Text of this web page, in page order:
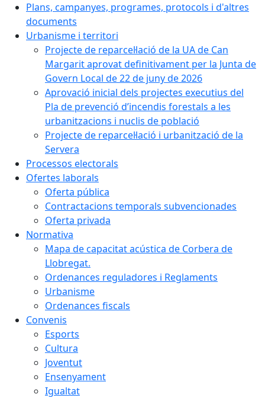
Plans, campanyes, programes, protocols i d'altres
documents
Urbanisme i territori
Projecte de reparcel·lació de la UA de Can
Margarit aprovat definitivament per la Junta de
Govern Local de 22 de juny de 2026
Aprovació inicial dels projectes executius del
Pla de prevenció d’incendis forestals a les
urbanitzacions i nuclis de població
Projecte de reparcel·lació i urbanització de la
Servera
Processos electorals
Ofertes laborals
Oferta pública
Contractacions temporals subvencionades
Oferta privada
Normativa
Mapa de capacitat acústica de Corbera de
Llobregat.
Ordenances reguladores i Reglaments
Urbanisme
Ordenances fiscals
Convenis
Esports
Cultura
Joventut
Ensenyament
Igualtat